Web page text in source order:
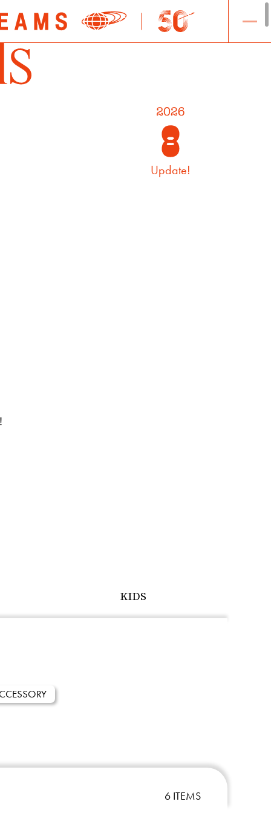
Update!
KIDS
6 ITEMS
色使いを採用
みのある藍色
への願いを込